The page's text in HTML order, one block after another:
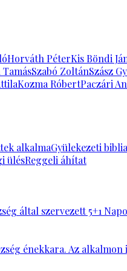
Horváth PéterKis Böndi
TamásSzabó ZoltánSzász
Kozma RóbertPaczári
alkalmaGyülekezeti
ülésReggeli áhítat
által szervezett 5+1
énekkara. Az